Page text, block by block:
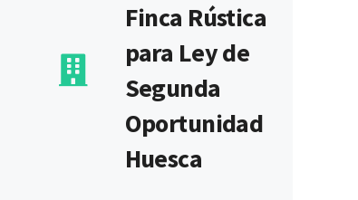
Finca Rústica
para Ley de
Segunda
Oportunidad
Huesca